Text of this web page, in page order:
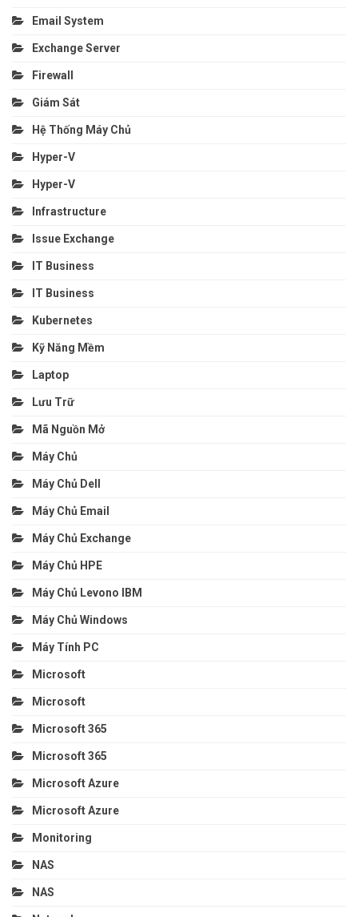
Email System
Exchange Server
Firewall
Giám Sát
Hệ Thống Máy Chủ
Hyper-V
Hyper-V
Infrastructure
Issue Exchange
IT Business
IT Business
Kubernetes
Kỹ Năng Mềm
Laptop
Lưu Trữ
Mã Nguồn Mở
Máy Chủ
Máy Chủ Dell
Máy Chủ Email
Máy Chủ Exchange
Máy Chủ HPE
Máy Chủ Levono IBM
Máy Chủ Windows
Máy Tính PC
Microsoft
Microsoft
Microsoft 365
Microsoft 365
Microsoft Azure
Microsoft Azure
Monitoring
NAS
NAS